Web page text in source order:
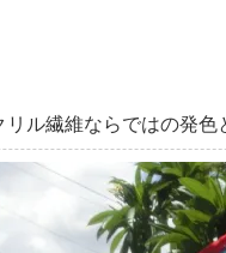
リル繊維ならではの発色